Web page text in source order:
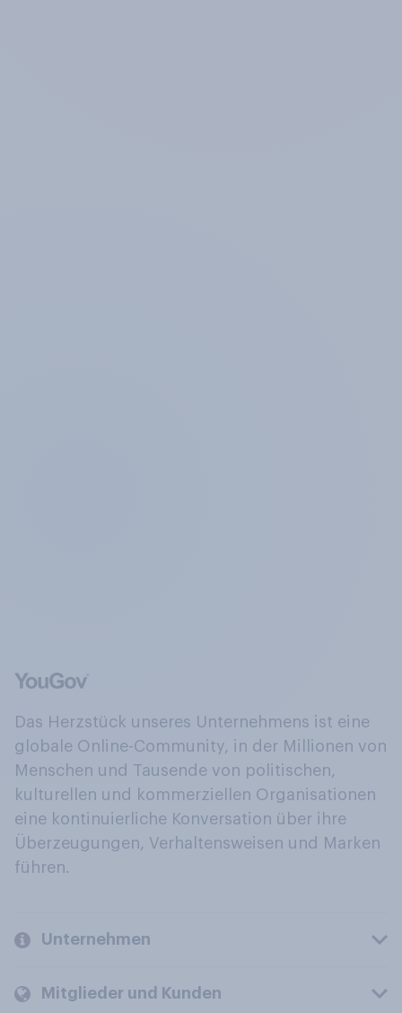
Das Herzstück unseres Unternehmens ist eine
globale Online-Community, in der Millionen von
Menschen und Tausende von politischen,
kulturellen und kommerziellen Organisationen
eine kontinuierliche Konversation über ihre
Überzeugungen, Verhaltensweisen und Marken
führen.
Unternehmen
Mitglieder und Kunden